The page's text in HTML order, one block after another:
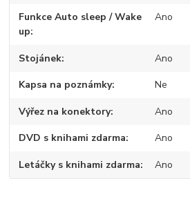
Funkce Auto sleep / Wake
up
Ano
Stojánek Ano
Kapsa na poznámky Ne
Výřez na konektory Ano
DVD s knihami zdarma Ano
Letáčky s knihami zdarma Ano